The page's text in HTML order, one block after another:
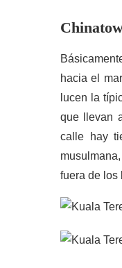
hacia el
lucen la
que llevan
calle hay
fuera de los